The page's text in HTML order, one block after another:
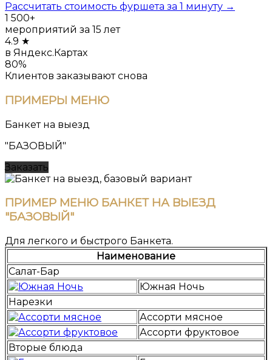
Рассчитать стоимость фуршета за 1 минуту →
1 500+
мероприятий за 15 лет
4.9 ★
в Яндекс.Картах
80%
Клиентов заказывают снова
ПРИМЕРЫ МЕНЮ
Банкет на выезд
"БАЗОВЫЙ"
Заказать
ПРИМЕР МЕНЮ БАНКЕТ НА ВЫЕЗД
"БАЗОВЫЙ"
Для легкого и быстрого Банкета.
Наименование
Салат-Бар
Южная Ночь
Нарезки
Ассорти мясное
Ассорти фруктовое
Вторые блюда